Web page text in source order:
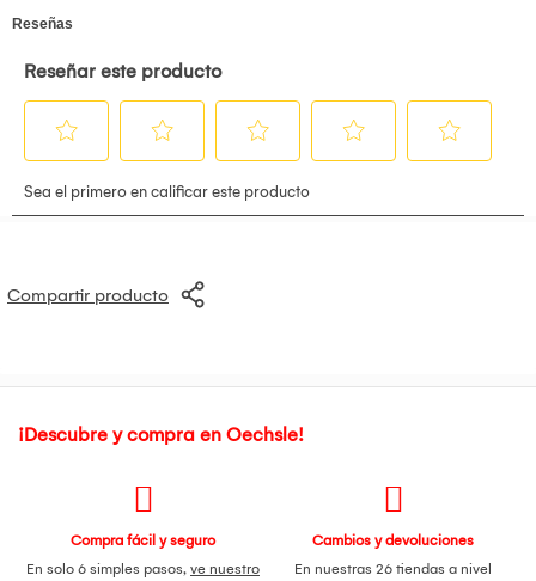
Compartir producto
¡Descubre y compra en Oechsle!
Compra fácil y seguro
En solo 6 simples pasos, ve nuestro
Cambios y devoluciones
En nuestras 26 tiendas a nivel